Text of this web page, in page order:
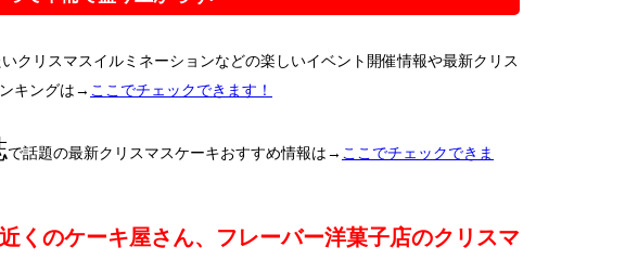
クリスマスイルミネーションなどの楽しいイベント開催情報や最新クリス
キングは→ ここでチェックできます！
で話題の最新クリスマスケーキおすすめ情報は→ ここでチェックできま
くのケーキ屋さん、フレーバー洋菓子店のクリスマ